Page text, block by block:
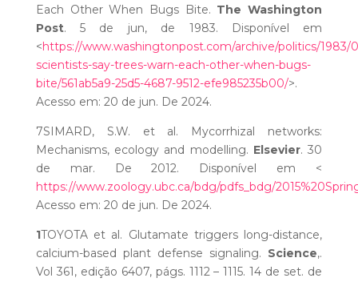
Each Other When Bugs Bite. The Washington
Post. 5 de jun, de 1983. Disponível em
<https://www.washingtonpost.com/archive/politics/1983/
scientists-say-trees-warn-each-other-when-bugs-
bite/561ab5a9-25d5-4687-9512-efe985235b00/>.
Acesso em: 20 de jun. De 2024.
7SIMARD, S.W. et al. Mycorrhizal networks:
Mechanisms, ecology and modelling. Elsevier. 30
de mar. De 2012. Disponível em <
https://www.zoology.ubc.ca/bdg/pdfs_bdg/
Acesso em: 20 de jun. De 2024.
1TOYOTA et al. Glutamate triggers long-distance,
calcium-based plant defense signaling. Science,.
Vol 361, edição 6407, págs. 1112 – 1115. 14 de set. de